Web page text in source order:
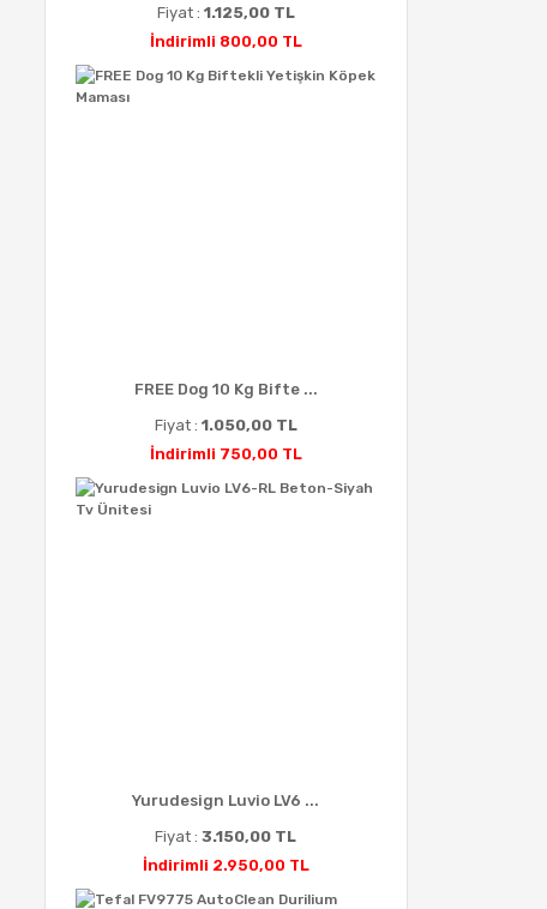
Fiyat : 1.125,00 TL
İndirimli 800,00 TL
FREE Dog 10 Kg Bifte ...
Fiyat : 1.050,00 TL
İndirimli 750,00 TL
Yurudesign Luvio LV6 ...
Fiyat :3.150,00 TL
İndirimli 2.950,00 TL